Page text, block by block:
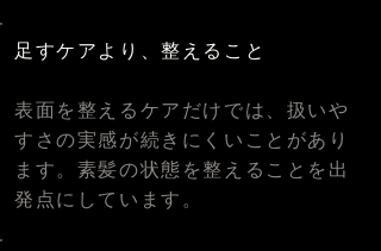
足すケアより、整えること
表面を整えるケアだけでは、扱いや
すさの実感が続きにくいことがあり
ます。素髪の状態を整えることを出
発点にしています。